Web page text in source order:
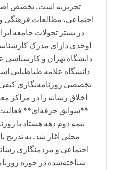
تحریریه است. تخصص
اجتماعی، مطالعات فرهنگی
در بستر تحولات جامعه
اوحدی دارای مدرک
دانشگاه تهران و کارشناسی
دانشگاه علامه طباطبایی
تخصصی روزنامه‌نگاری
اخلاق رسانه را در مراکز
**سوابق حرفه‌ای**
نیمه دوم دهه هشتاد با
محلی آغاز شد. به تدریج
اجتماعی و مردمنگاری
شناخته‌شده در حوزه